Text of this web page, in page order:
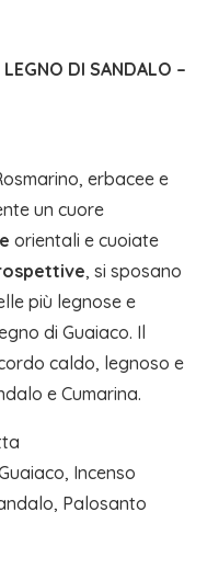
DI SANDALO –
erbacee e
un cuore
orientali e cuoiate
, si sposano
più legnose e
di Guaiaco. Il
caldo, legnoso e
e Cumarina.
Incenso
Palosanto